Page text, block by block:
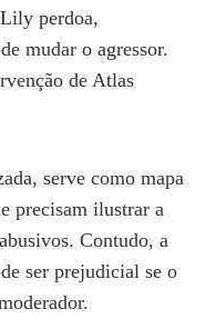
perdoa,
mudar o agressor.
de Atlas
serve como mapa
precisam ilustrar a
Contudo, a
ser prejudicial se o